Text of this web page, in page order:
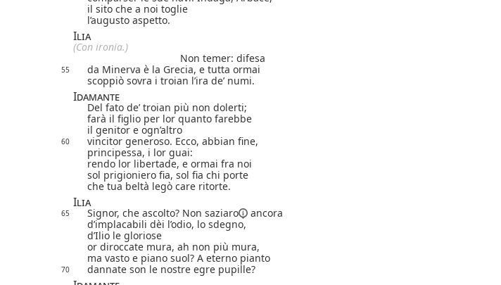
il sito che a noi toglie
l’augusto aspetto.
Ilia
(Con ironia.)
Non temer: difesa
55 da Minerva è la Grecia, e tutta ormai
scoppiò sovra i troian l’ira de’ numi.
Idamante
Del fato de’ troian più non dolerti;
farà il figlio per lor quanto farebbe
il genitor e ogn’altro
60 vincitor generoso. Ecco, abbian fine,
principessa, i lor guai:
rendo lor libertade, e ormai fra noi
sol prigioniero fia, sol fia chi porte
che tua beltà legò care ritorte.
Ilia
65 Signor, che ascolto? Non saziaro ancora
d’implacabili dèi l’odio, lo sdegno,
d’Ilio le gloriose
or diroccate mura, ah non più mura,
ma vasto e piano suol? A eterno pianto
70 dannate son le nostre egre pupille?